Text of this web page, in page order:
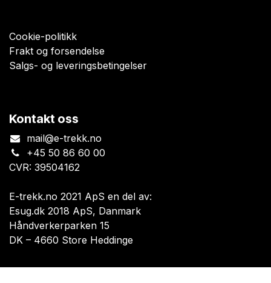
Cookie-politikk
Frakt og forsendelse
Salgs- og leveringsbetingelser
Kontakt oss
mail@e-trekk.no
+45 50 86 60 00
CVR: 39504162
E-trekk.no 2021 ApS en del av:
Esug.dk 2018 ApS, Danmark
Håndverkerparken 15
DK – 4660 Store Heddinge